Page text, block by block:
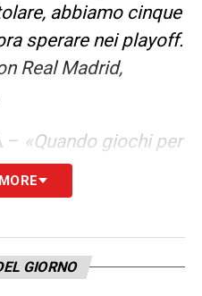
abbiamo cinque
sperare nei playoff.
Real Madrid,
– «Quando giochi per
devi puntare
hanno
coppa e
proveremo a vincere
GIORNO